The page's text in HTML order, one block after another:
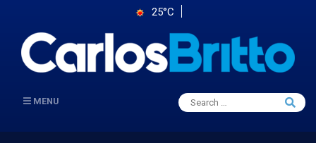
25°C
MENU
Search
for:
Search